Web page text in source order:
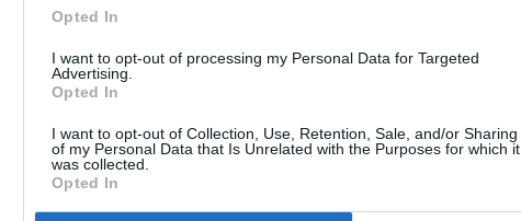
Opted In
I want to opt-out of processing my Personal Data for Targeted
Advertising.
Opted In
I want to opt-out of Collection, Use, Retention, Sale, and/or Sharing
of my Personal Data that Is Unrelated with the Purposes for which it
was collected.
Opted In
confirmat moartea datorată temperaturilor scăzute
rău.Bărbatul